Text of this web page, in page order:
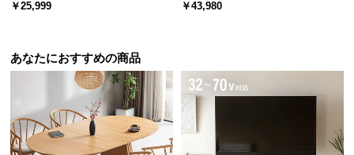
￥25,999 ￥43,980
あなたにおすすめの商品